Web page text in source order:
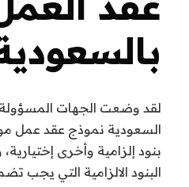
لقد وضعت الجهات المسؤولة
السعودية نموذج عقد عمل
بنود إلزامية وأخرى
البنود الالزامية التي يجب